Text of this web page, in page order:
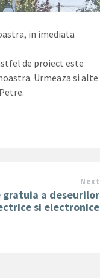
in imediata
de proiect este
Urmeaza si alte
Next
gratuia a deseurilor
si electronice